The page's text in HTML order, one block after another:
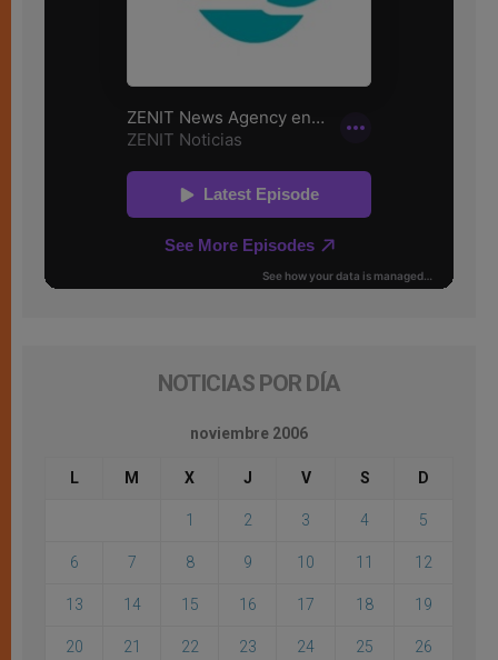
NOTICIAS POR DÍA
noviembre 2006
L M X J V S D
1 2 3 4 5
6 7 8 9 10 11 12
13 14 15 16 17 18 19
20 21 22 23 24 25 26